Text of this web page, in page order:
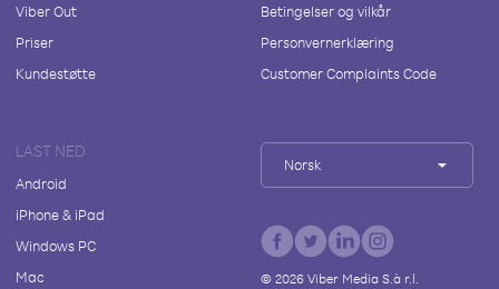
Viber Out
Priser
Kundestøtte
Betingelser og vilkår
Personvernerklæring
Customer Complaints Code
LAST NED
Android
iPhone & iPad
Windows PC
Mac
Norsk
© 2026Viber Media S.à r.l.